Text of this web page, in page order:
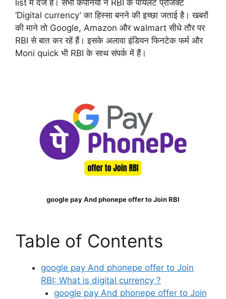
list में दर्ज है। सभी कंपनियों ने RBI के पायलट प्रोजेक्ट
‘Digital currency’ का हिस्सा बनने की इच्छा जताई है। खबरों
की माने तो Google, Amazon और walmart सीधे तौर पर
RBI से बात कर रहें हैं। इसके अलावा इंडियन फिनटेक फर्म और
Moni quick भी RBI के साथ संपर्क में हैं।
google pay And phonepe offer to Join RBI
Table of Contents
google pay And phonepe offer to Join
RBI: What is digital currency ?
google pay And phonepe offer to Join